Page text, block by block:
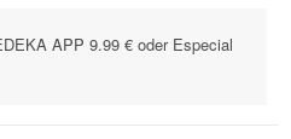
APP 9.99 € oder Especial